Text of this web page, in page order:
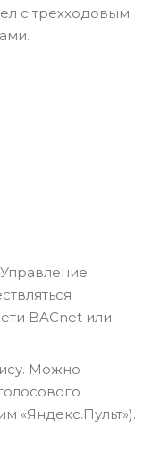
с трехходовым
BACnet или
Можно
«Яндекс.Пульт»).